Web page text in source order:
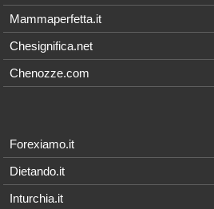
Mammaperfetta.it
Chesignifica.net
Chenozze.com
Forexiamo.it
Dietando.it
Inturchia.it